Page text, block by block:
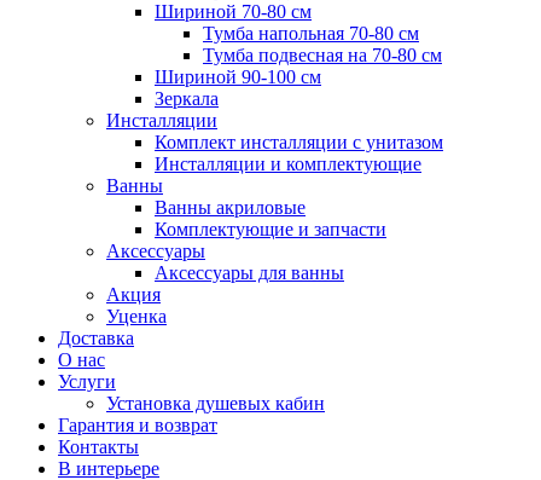
Шириной 70-80 см
Тумба напольная 70-80 см
Тумба подвесная на 70-80 см
Шириной 90-100 см
Зеркала
Инсталляции
Комплект инсталляции с унитазом
Инсталляции и комплектующие
Ванны
Ванны акриловые
Комплектующие и запчасти
Аксессуары
Аксеcсуары для ванны
Акция
Уценка
Доставка
О нас
Услуги
Установка душевых кабин
Гарантия и возврат
Контакты
В интерьере